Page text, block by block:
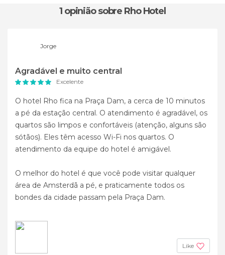
1 opiniãosobre Rho Hotel
Jorge
Agradável e muito central
Excelente
O hotel Rho fica na Praça Dam, a cerca de 10 minutos
a pé da estação central. O atendimento é agradável, os
quartos são limpos e confortáveis (atenção, alguns são
sótãos). Eles têm acesso Wi-Fi nos quartos. O
atendimento da equipe do hotel é amigável.
O melhor do hotel é que você pode visitar qualquer
área de Amsterdã a pé, e praticamente todos os
bondes da cidade passam pela Praça Dam.
Like